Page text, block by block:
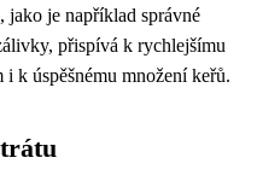
jako je například správné
přispívá k rychlejšímu
k úspěšnému množení keřů.